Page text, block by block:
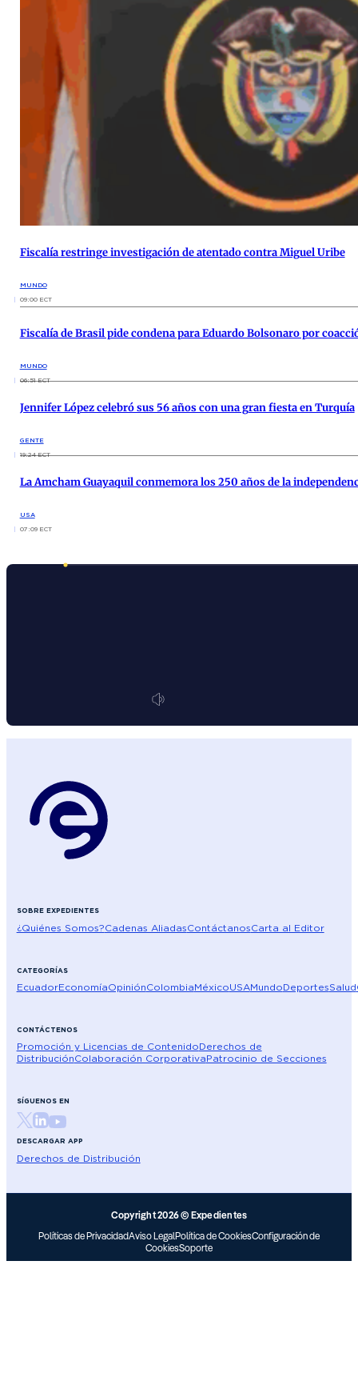
Fiscalía restringe investigación de atentado contra Miguel Uribe
MUNDO
09:00 ECT
Fiscalía de Brasil pide condena para Eduardo Bolsonaro por
MUNDO
06:51 ECT
Jennifer López celebró sus 56 años con una gran fiesta en Turquía
GENTE
19:24 ECT
La Amcham Guayaquil conmemora los 250 años de la
USA
07:09 ECT
SOBRE EXPEDIENTES
¿Quiénes Somos?Cadenas AliadasContáctanosCarta al Editor
CATEGORÍAS
EcuadorEconomíaOpiniónColombiaMéxicoUSAMundoDeportesSalud
CONTÁCTENOS
Promoción y Licencias de ContenidoDerechos de
DistribuciónColaboración CorporativaPatrocinio de Secciones
SÍGUENOS EN
DESCARGAR APP
Derechos de Distribución
Copyright 2026 © Expedientes
Políticas de PrivacidadAviso LegalPolítica de CookiesConfiguración de
CookiesSoporte